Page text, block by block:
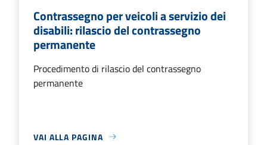
Contrassegno per veicoli a servizio dei
disabili: rilascio del contrassegno
permanente
Procedimento di rilascio del contrassegno
permanente
VAI ALLA PAGINA